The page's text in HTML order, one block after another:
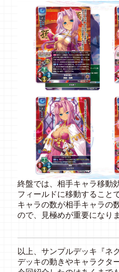
終盤では、相手キャラ移動
フィールドに移動すること
キャラの数が相手キャラの
ので、見極めが重要になりま
以上、サンプルデッキ『ネ
デッキの動きやキャラクタ